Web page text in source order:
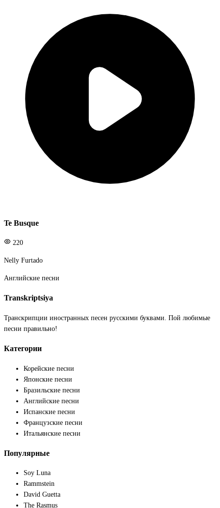
Te Busque
220
Nelly Furtado
Английские песни
Transkriptsiya
Транскрипции иностранных песен русскими буквами. Пой любимые
песни правильно!
Категории
Корейские песни
Японские песни
Бразильские песни
Английские песни
Испанские песни
Французские песни
Итальянские песни
Популярные
Soy Luna
Rammstein
David Guetta
The Rasmus